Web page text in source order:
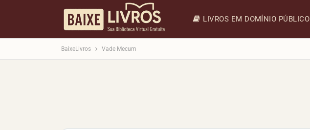
LIVROS EM DOMÍNIO PÚBLICO
BaixeLivros Vade Mecum